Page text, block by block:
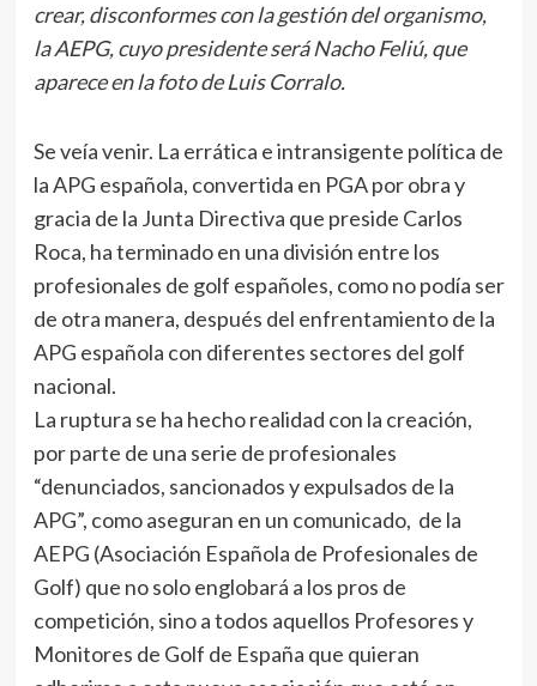
crear, disconformes con la gestión del organismo,
la AEPG, cuyo presidente será Nacho Feliú, que
aparece en la foto de Luis Corralo.
Se veía venir. La errática e intransigente política de
la APG española, convertida en PGA por obra y
gracia de la Junta Directiva que preside Carlos
Roca, ha terminado en una división entre los
profesionales de golf españoles, como no podía ser
de otra manera, después del enfrentamiento de la
APG española con diferentes sectores del golf
nacional.
La ruptura se ha hecho realidad con la creación,
por parte de una serie de profesionales
“denunciados, sancionados y expulsados de la
APG”, como aseguran en un comunicado, de la
AEPG (Asociación Española de Profesionales de
Golf) que no solo englobará a los pros de
competición, sino a todos aquellos Profesores y
Monitores de Golf de España que quieran